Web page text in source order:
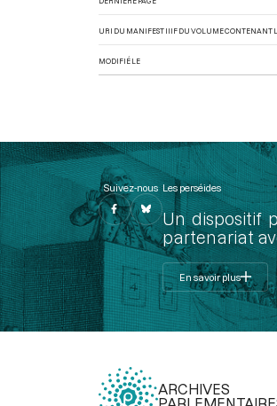
URI DU MANIFEST IIIF DU VOLUME CONTENANT
MODIFIÉ LE
Suivez-nous Les perséides
Un dispositif
partenariat
En savoir plus
ARCHIVES